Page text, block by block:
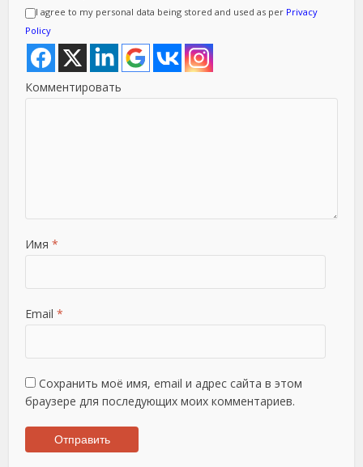
I agree to my personal data being stored and used as per Privacy
Policy
Комментировать
Имя *
Email *
Сохранить моё имя, email и адрес сайта в этом
браузере для последующих моих комментариев.